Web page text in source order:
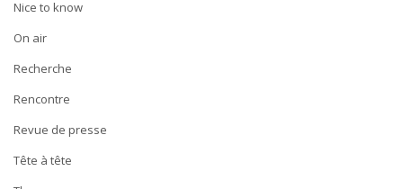
Nice to know
On air
Recherche
Rencontre
Revue de presse
Tête à tête